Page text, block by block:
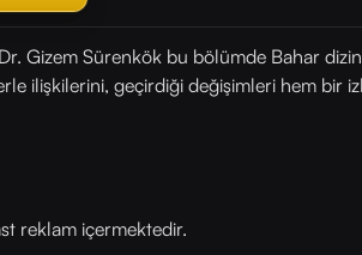
Gizem Sürenkök bu bölümde Bahar
ilişkilerini, geçirdiği değişimleri hem bir
reklam içermektedir.